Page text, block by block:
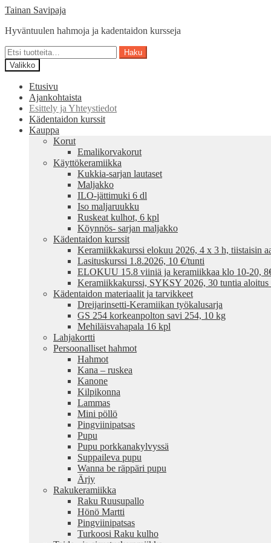
Siirry
Siirry
Tainan Savipaja
Hyväntuulen hahmoja ja kadentaidon kursseja
Etsi:
Haku
Valikko
Etusivu
Ajankohtaista
Esittely ja Yhteystiedot
Kädentaidon kurssit
Kauppa
Korut
Emalikorvakorut
Käyttökeramiikka
Kukkia-sarjan lautaset
Maljakko
ILO-jättimuki 6 dl
Iso maljaruukku
Ruskeat kulhot, 6 kpl
Köynnös- sarjan maljakko
Kädentaidon kurssit
Keramiikkakurssi elokuu 2026, 4 x 3 h, tiistaisin
Lasituskurssi 1.8.2026, 10 €/tunti
ELOKUU 15.8 viiniä ja keramiikkaa klo 10-20,
Keramiikkakurssi, SYKSY 2026, 30 tuntia aloitus
Kädentaidon materiaalit ja tarvikkeet
Dreijarinsetti-Keramiikan työkalusarja
GS 254 korkeanpolton savi 254, 10 kg
Mehiläisvahapala 16 kpl
Lahjakortti
Persoonalliset hahmot
Hahmot
Kana – ruskea
Kanone
Kilpikonna
Lammas
Mini pöllö
Pingviinipatsas
Pupu
Pupu porkkanakylvyssä
Suppaileva pupu
Wanna be räppäri pupu
Ärjy
Rakukeramiikka
Raku Ruusupallo
Hönö Martti
Pingviinipatsas
Turkoosi Raku kulho